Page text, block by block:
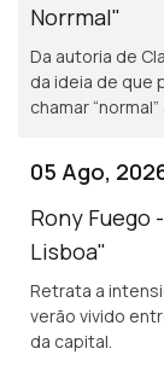
Norrmal"
Da autoria de
da ideia de que
chamar
05 Ago,
Rony Fuego
Lisboa"
Retrata a
verão vivido
da capital.